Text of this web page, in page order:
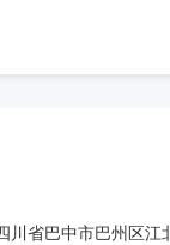
川省巴中市巴州区江